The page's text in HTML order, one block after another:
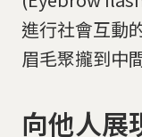
進行社會互動
眉毛聚攏到中
向他人展